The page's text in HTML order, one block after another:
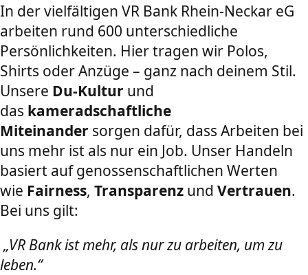
In der vielfältigen VR Bank Rhein-Neckar eG
arbeiten rund 600 unterschiedliche
Persönlichkeiten. Hier tragen wir Polos,
Shirts oder Anzüge – ganz nach deinem Stil.
Unsere Du-Kultur und
das kameradschaftliche
Miteinander sorgen dafür, dass Arbeiten bei
uns mehr ist als nur ein Job. Unser Handeln
basiert auf genossenschaftlichen Werten
wie Fairness, Transparenz und Vertrauen.
Bei uns gilt:
„VR Bank ist mehr, als nur zu arbeiten, um zu
leben.“